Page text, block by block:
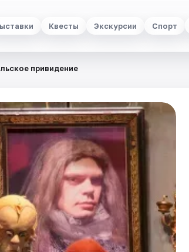
Квесты Экскурсии Спорт
привидение